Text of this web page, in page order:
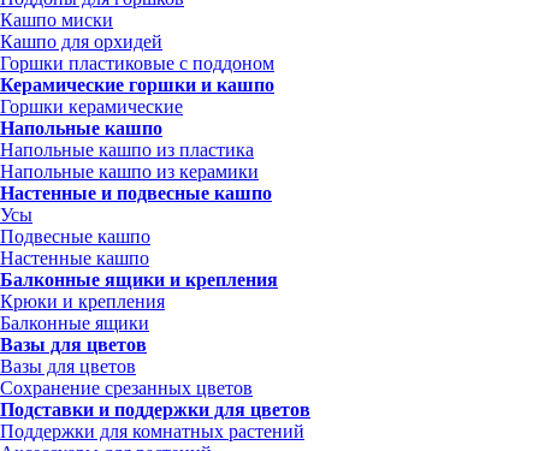
Кашпо миски
Кашпо для орхидей
Горшки пластиковые с поддоном
Керамические горшки и кашпо
Горшки керамические
Напольные кашпо
Напольные кашпо из пластика
Напольные кашпо из керамики
Настенные и подвесные кашпо
Усы
Подвесные кашпо
Настенные кашпо
Балконные ящики и крепления
Крюки и крепления
Балконные ящики
Вазы для цветов
Вазы для цветов
Сохранение срезанных цветов
Подставки и поддержки для цветов
Поддержки для комнатных растений